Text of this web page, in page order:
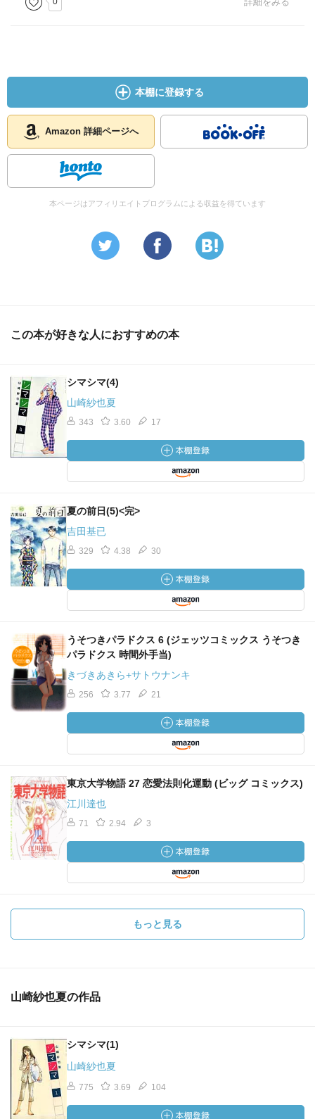
本棚に登録する
Amazon 詳細ページへ
本ページはアフィリエイトプログラムによる収益を得ています
この本が好きな人におすすめの本
シマシマ(4)
山崎紗也夏
343 3.60 17
夏の前日(5)<完>
吉田基已
329 4.38 30
うそつきパラドクス 6 (ジェッツコミックス うそつき
パラドクス 時間外手当)
きづきあきら+サトウナンキ
256 3.77 21
東京大学物語 27 恋愛法則化運動 (ビッグ コミックス)
江川達也
71 2.94 3
もっと見る
山崎紗也夏の作品
シマシマ(1)
山崎紗也夏
775 3.69 104